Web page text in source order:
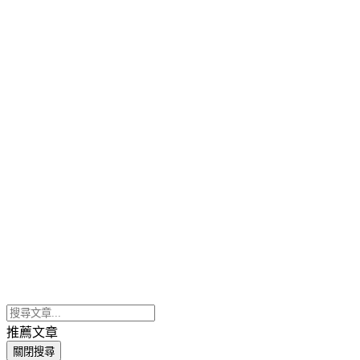
推薦文章
關閉搜尋